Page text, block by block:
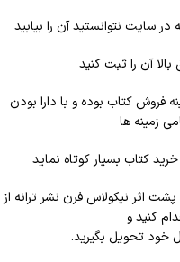
سایت نتوانستید آن را بیابید
آن را ثبت کنید
فروش کتاب بوده و با دارا بودن
زمینه ها
کتاب بسیار کوتاه نماید
اثر نیکولاس فرن نشر ترانه از
کنید و
خود تحویل بگیرید.